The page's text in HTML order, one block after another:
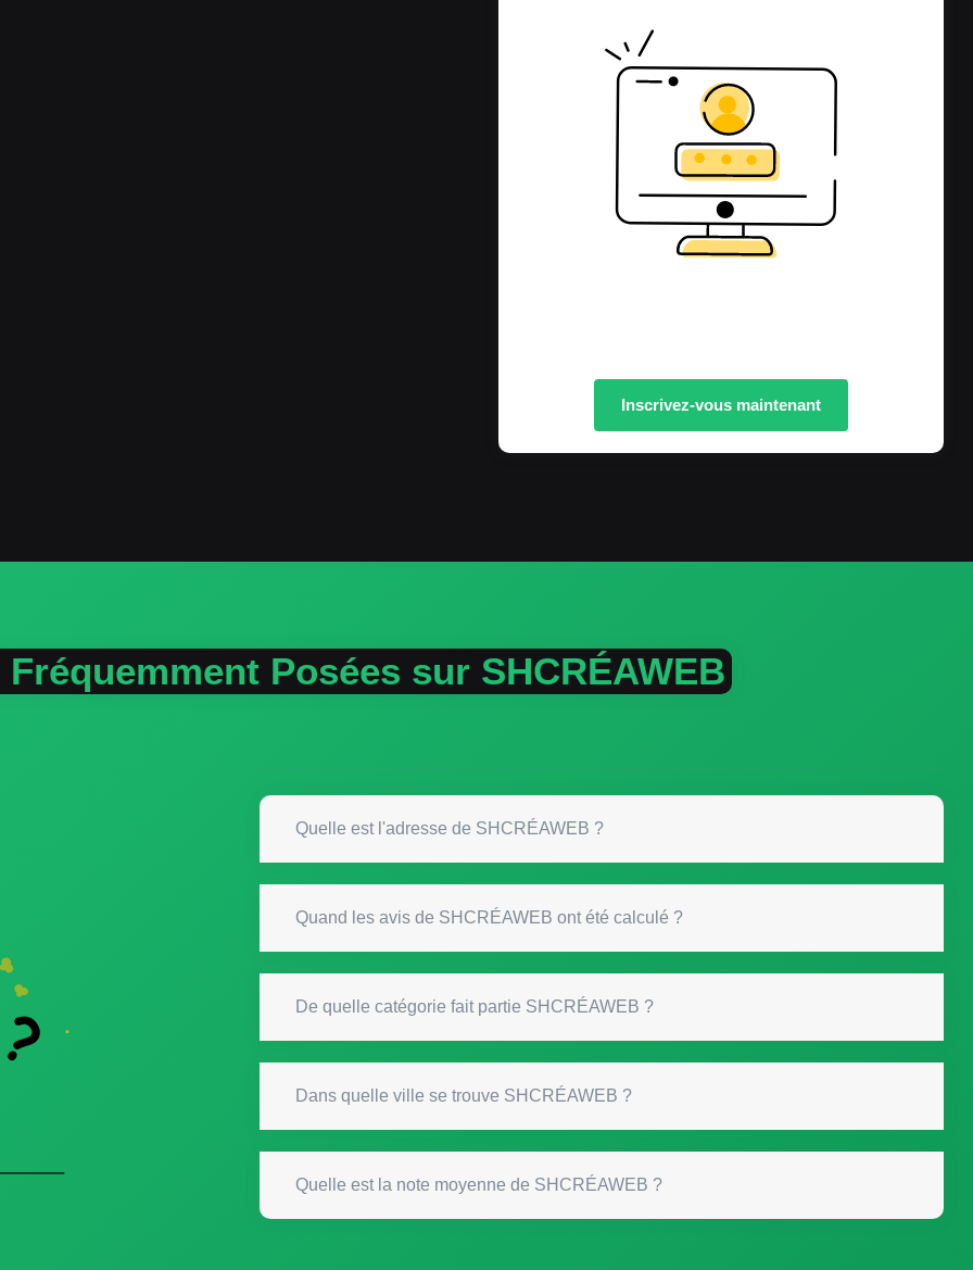
Inscrivez-vous maintenant
Posées sur SHCRÉAWEB
Quelle est l'adresse de SHCRÉAWEB ?
Quand les avis de SHCRÉAWEB ont été calculé ?
De quelle catégorie fait partie SHCRÉAWEB ?
Dans quelle ville se trouve SHCRÉAWEB ?
Quelle est la note moyenne de SHCRÉAWEB ?